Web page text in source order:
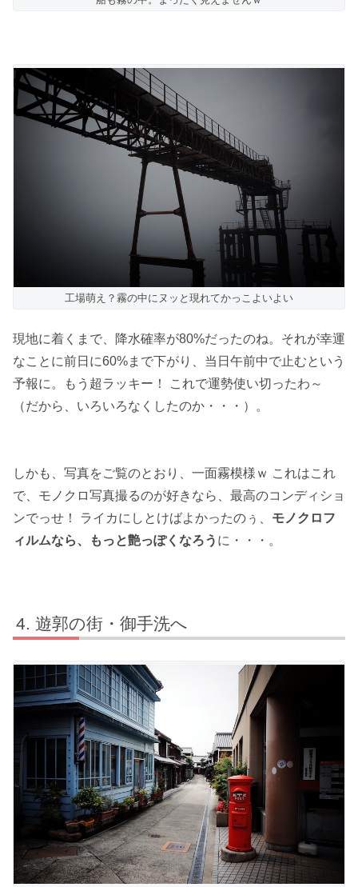
工場萌え？霧の中にヌッと現れてかっこよいよい
現地に着くまで、降水確率が80%だったのね。それが幸運
なことに前日に60%まで下がり、当日午前中で止むという
予報に。もう超ラッキー！ これで運勢使い切ったわ～
（だから、いろいろなくしたのか・・・）。
しかも、写真をご覧のとおり、一面霧模様ｗ これはこれ
で、モノクロ写真撮るのが好きなら、最高のコンディショ
ンでっせ！ ライカにしとけばよかったのぅ、 モノクロフ
ィルムなら、もっと艶っぽくなろう に・・・。
遊郭の街・御手洗へ